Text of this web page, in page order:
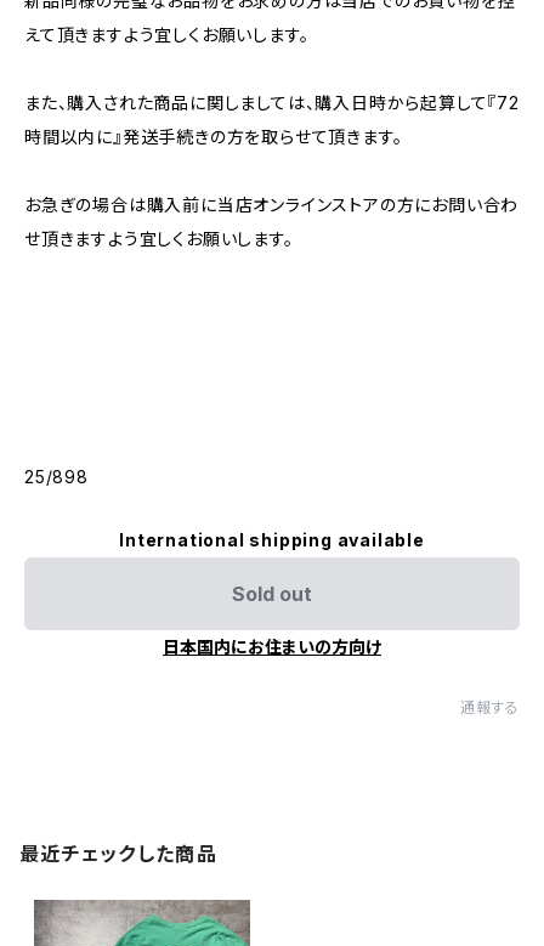
えて頂きますよう宜しくお願いします。
また、購入された商品に関しましては、購入日時から起算して『72
時間以内に』発送手続きの方を取らせて頂きます。
お急ぎの場合は購入前に当店オンラインストアの方にお問い合わ
せ頂きますよう宜しくお願いします。
25/898
International shipping available
Sold out
日本国内にお住まいの方向け
通報する
最近チェックした商品